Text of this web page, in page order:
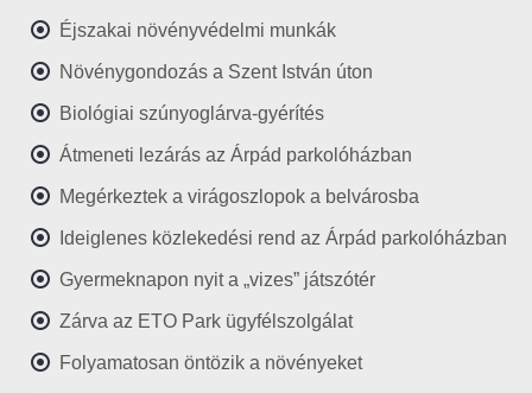
Éjszakai növényvédelmi munkák
Növénygondozás a Szent István úton
Biológiai szúnyoglárva-gyérítés
Átmeneti lezárás az Árpád parkolóházban
Megérkeztek a virágoszlopok a belvárosba
Ideiglenes közlekedési rend az Árpád parkolóházban
Gyermeknapon nyit a „vizes” játszótér
Zárva az ETO Park ügyfélszolgálat
Folyamatosan öntözik a növényeket